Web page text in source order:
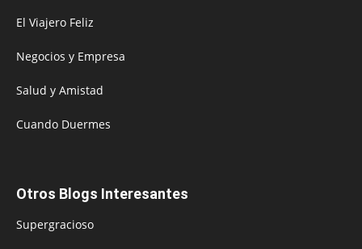
El Viajero Feliz
Negocios y Empresa
Salud y Amistad
Cuando Duermes
Otros Blogs Interesantes
Supergracioso